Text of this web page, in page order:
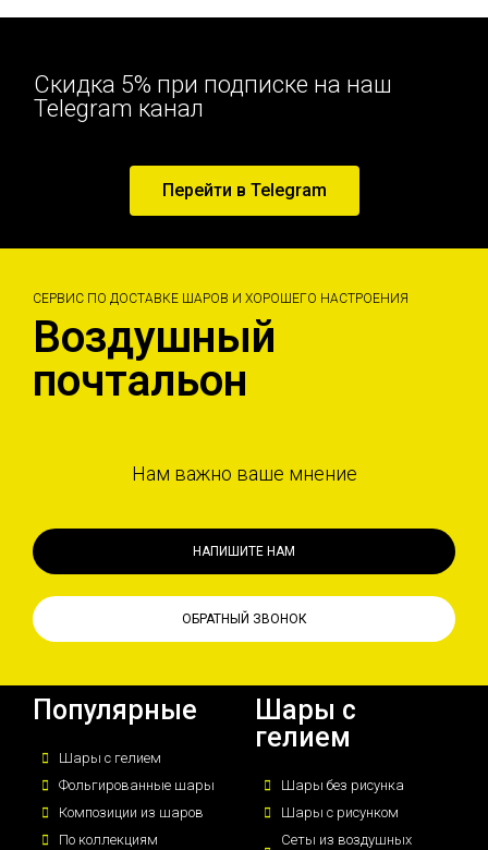
Скидка 5% при подписке на наш
Telegram канал
Перейти в Telegram
СЕРВИС ПО ДОСТАВКЕ ШАРОВ И ХОРОШЕГО НАСТРОЕНИЯ
Воздушный
почтальон
Нам важно ваше мнение
НАПИШИТЕ НАМ
ОБРАТНЫЙ ЗВОНОК
Популярные
Шары с гелием
Фольгированные шары
Композиции из шаров
По коллекциям
Шары с
гелием
Шары без рисунка
Шары с рисунком
Сеты из воздушных